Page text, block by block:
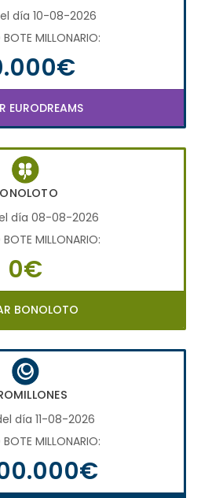
día 10-08-2026
MILLONARIO:
EURODREAMS
día 08-08-2026
MILLONARIO:
0€
BONOLOTO
día 11-08-2026
MILLONARIO: